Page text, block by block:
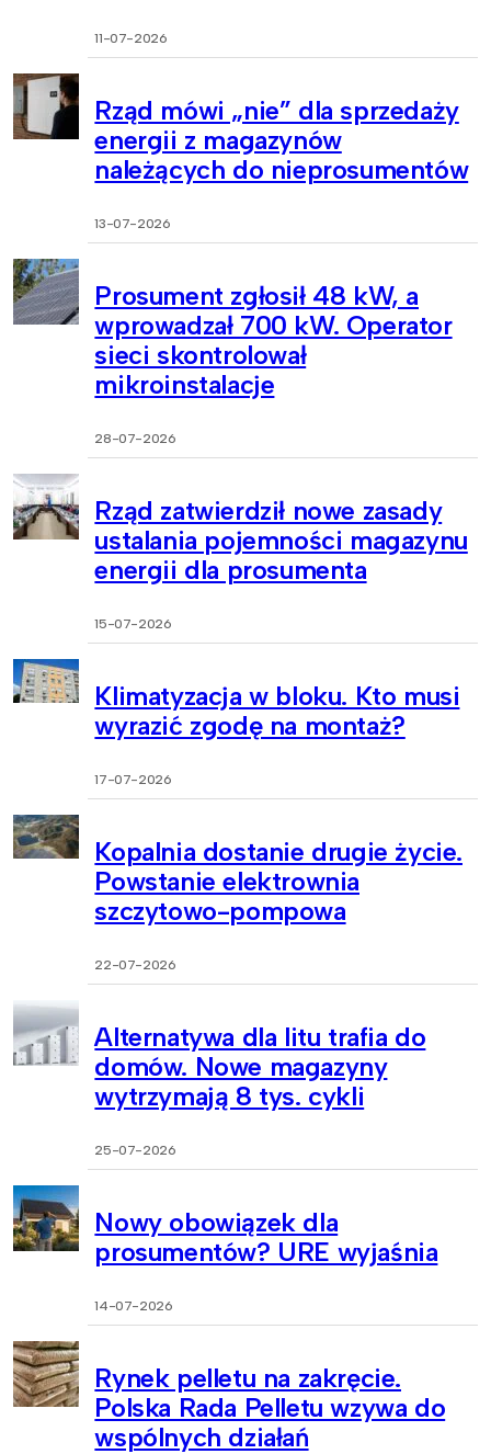
11-07-2026
Rząd mówi „nie” dla sprzedaży
energii z magazynów
należących do nieprosumentów
13-07-2026
Prosument zgłosił 48 kW, a
wprowadzał 700 kW. Operator
sieci skontrolował
mikroinstalacje
28-07-2026
Rząd zatwierdził nowe zasady
ustalania pojemności magazynu
energii dla prosumenta
15-07-2026
Klimatyzacja w bloku. Kto musi
wyrazić zgodę na montaż?
17-07-2026
Kopalnia dostanie drugie życie.
Powstanie elektrownia
szczytowo-pompowa
22-07-2026
Alternatywa dla litu trafia do
domów. Nowe magazyny
wytrzymają 8 tys. cykli
25-07-2026
Nowy obowiązek dla
prosumentów? URE wyjaśnia
14-07-2026
Rynek pelletu na zakręcie.
Polska Rada Pelletu wzywa do
wspólnych działań